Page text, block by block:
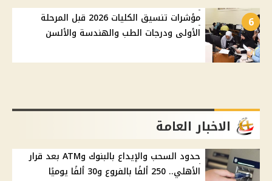
6
مؤشرات تنسيق الكليات 2026 قبل المرحلة
الأولى ودرجات الطب والهندسة والألسن
الاخبار العامة
حدود السحب والإيداع بالبنوك وATM بعد قرار
الأهلي.. 250 ألفًا بالفروع و30 ألفًا يوميًا